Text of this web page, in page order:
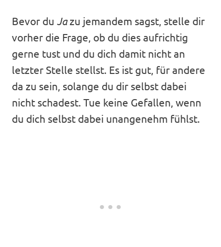
Bevor du Jazu jemandem sagst, stelle dir
vorher die Frage, ob du dies aufrichtig
gerne tust und du dich damit nicht an
letzter Stelle stellst. Es ist gut, für andere
da zu sein, solange du dir selbst dabei
nicht schadest. Tue keine Gefallen, wenn
du dich selbst dabei unangenehm fühlst.